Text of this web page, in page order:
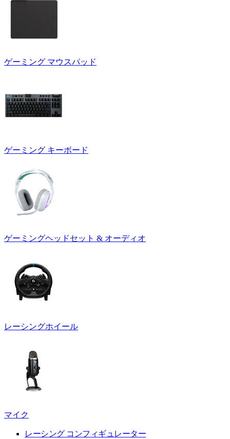
ゲーミング マウスパッド
ゲーミング キーボード
ゲーミングヘッドセット & オーディオ
レーシングホイール
マイク
レーシング コンフィギュレーター